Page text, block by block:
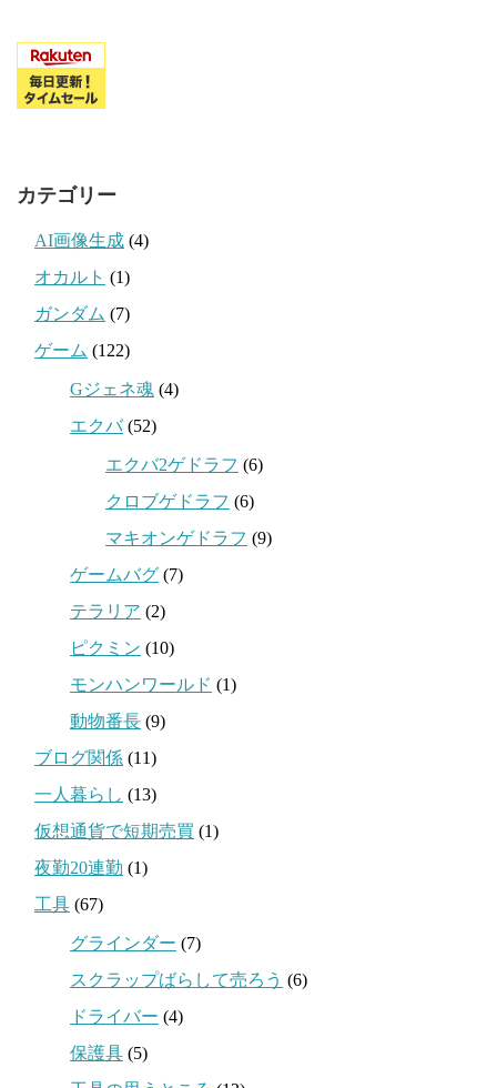
カテゴリー
AI画像生成 (4)
オカルト (1)
ガンダム (7)
ゲーム (122)
Gジェネ魂 (4)
エクバ(52)
エクバ2ゲドラフ (6)
クロブゲドラフ (6)
マキオンゲドラフ (9)
ゲームバグ (7)
テラリア (2)
ピクミン (10)
モンハンワールド (1)
動物番長 (9)
ブログ関係 (11)
一人暮らし (13)
仮想通貨で短期売買 (1)
夜勤20連勤 (1)
工具 (67)
グラインダー (7)
スクラップばらして売ろう (6)
ドライバー (4)
保護具 (5)